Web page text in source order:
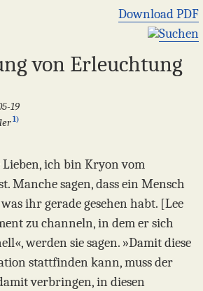
Download PDF
Suchen
von Erleuchtung
19
1)
Lieben, ich bin Kryon vom
Manche sagen, dass ein Mensch
ihr gerade gesehen habt. [Lee
zu channeln, in dem er sich
werden sie sagen. »Damit diese
stattfinden kann, muss der
verbringen, in diesen